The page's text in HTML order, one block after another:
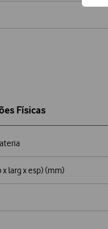
Físicas
larg x esp) (mm)